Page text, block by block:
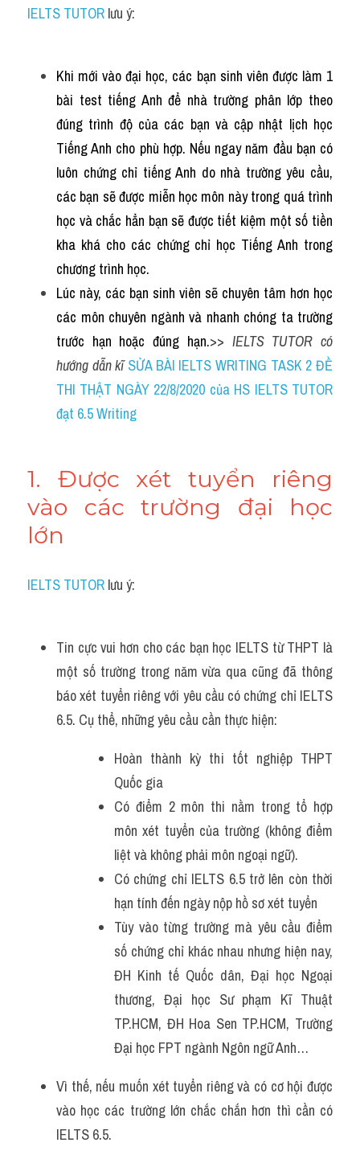
IELTS TUTOR lưu ý:
Khi mới vào đại học, các bạn sinh viên được làm 1
bài test tiếng Anh để nhà trường phân lớp theo
đúng trình độ của các bạn và cập nhật lịch học
Tiếng Anh cho phù hợp. Nếu ngay năm đầu bạn có
luôn chứng chỉ tiếng Anh do nhà trường yêu cầu,
các bạn sẽ được miễn học môn này trong quá trình
học và chắc hẳn bạn sẽ được tiết kiệm một số tiền
kha khá cho các chứng chỉ học Tiếng Anh trong
chương trình học.
Lúc này, các bạn sinh viên sẽ chuyên tâm hơn học
các môn chuyên ngành và nhanh chóng ta trường
trước hạn hoặc đúng hạn.>> IELTS TUTOR có
hướng dẫn kĩ SỬA BÀI IELTS WRITING TASK 2 ĐỀ
THI THẬT NGÀY 22/8/2020 của HS IELTS TUTOR
đạt 6.5 Writing
1. Được xét tuyển riêng
vào các trường đại học
lớn
IELTS TUTOR lưu ý:
Tin cực vui hơn cho các bạn học IELTS từ THPT là
một số trường trong năm vừa qua cũng đã thông
báo xét tuyển riêng với yêu cầu có chứng chỉ IELTS
6.5. Cụ thể, những yêu cầu cần thực hiện:
Hoàn thành kỳ thi tốt nghiệp THPT
Quốc gia
Có điểm 2 môn thi nằm trong tổ hợp
môn xét tuyển của trường (không điểm
liệt và không phải môn ngoại ngữ).
Có chứng chỉ IELTS 6.5 trở lên còn thời
hạn tính đến ngày nộp hồ sơ xét tuyển
Tùy vào từng trường mà yêu cầu điểm
số chứng chỉ khác nhau nhưng hiện nay,
ĐH Kinh tế Quốc dân, Đại học Ngoại
thương, Đại học Sư phạm Kĩ Thuật
TP.HCM, ĐH Hoa Sen TP.HCM, Trường
Đại học FPT ngành Ngôn ngữ Anh…
Vì thế, nếu muốn xét tuyển riêng và có cơ hội được
vào học các trường lớn chắc chắn hơn thì cần có
IELTS 6.5.